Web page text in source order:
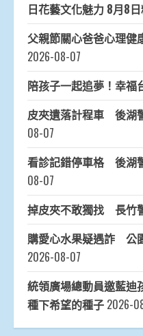
日花藝文化魅力 8月8
父親節關心爸爸心理
2026-08-07
陪孩子一起追夢！幸福
皮夾遺落計程車 後湖
08-07
看診記錯停車格 後湖
08-07
掉皮夾不敢獨找 長竹
購愛心水果疑遇詐 公
2026-08-07
統領廣場總動員邀藍
種下希望的種子 2026-